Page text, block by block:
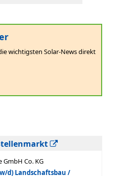
wichtigsten Solar-News direkt